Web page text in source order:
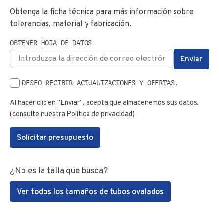
Obtenga la ficha técnica para más información sobre
tolerancias, material y fabricación.
OBTENER HOJA DE DATOS
DESEO RECIBIR ACTUALIZACIONES Y OFERTAS.
Al hacer clic en "Enviar", acepta que almacenemos sus datos.
(consulte nuestra Política de privacidad)
Solicitar presupuesto
¿No es la talla que busca?
Ver todos los tamaños de tubos ovalados